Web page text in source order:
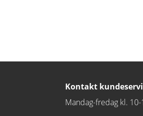
Kontakt
Mandag-fredag kl. 10-